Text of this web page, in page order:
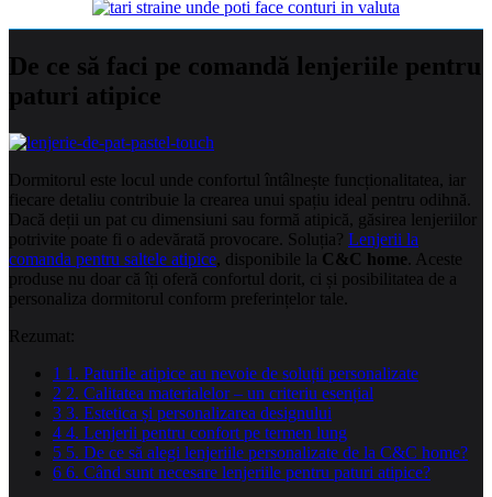
De ce să faci pe comandă lenjeriile pentru
paturi atipice
Dormitorul este locul unde confortul întâlnește funcționalitatea, iar
fiecare detaliu contribuie la crearea unui spațiu ideal pentru odihnă.
Dacă deții un pat cu dimensiuni sau formă atipică, găsirea lenjeriilor
potrivite poate fi o adevărată provocare. Soluția? Lenjerii la
comanda pentru saltele atipice, disponibile la C&C home . Aceste
produse nu doar că îți oferă confortul dorit, ci și posibilitatea de a
personaliza dormitorul conform preferințelor tale.
Rezumat:
1 1. Paturile atipice au nevoie de soluții personalizate
2 2. Calitatea materialelor – un criteriu esențial
3 3. Estetica și personalizarea designului
4 4. Lenjerii pentru confort pe termen lung
5 5. De ce să alegi lenjeriile personalizate de la C&C home?
6 6. Când sunt necesare lenjeriile pentru paturi atipice?